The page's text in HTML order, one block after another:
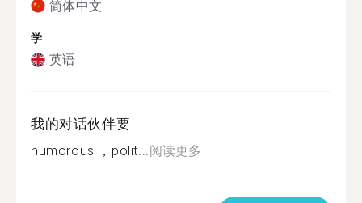
简体中文
学
英语
我的对话伙伴要
humorous ，polit...阅读更多